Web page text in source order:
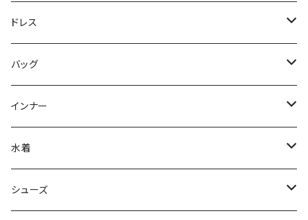
ニット/セーター
パーカー
スウェット/トレーナー
その他
ノースリーブ
その他
チュニック
デニム
レギンス
その他
オールインワン
ロング
その他
ジャケット
その他
パンツスーツ
スカートスーツ
その他
ドレス
ミニ/ショート
ミディアム/ミモレ
ロング/マキシ
袖付き
バッグ
サブバッグ
クラッチバッグ
フォーマルバッグ
インナー
ブラ/ブラトップ/ベアトップ
ショーツ
水着
タンキニ
シューズ